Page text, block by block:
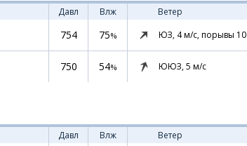
Давл Влж
Ветер
754 75% ЮЗ, 4м/с, порывы 10
750 54% ЮЮЗ, 5 м/с
Давл Влж
Ветер